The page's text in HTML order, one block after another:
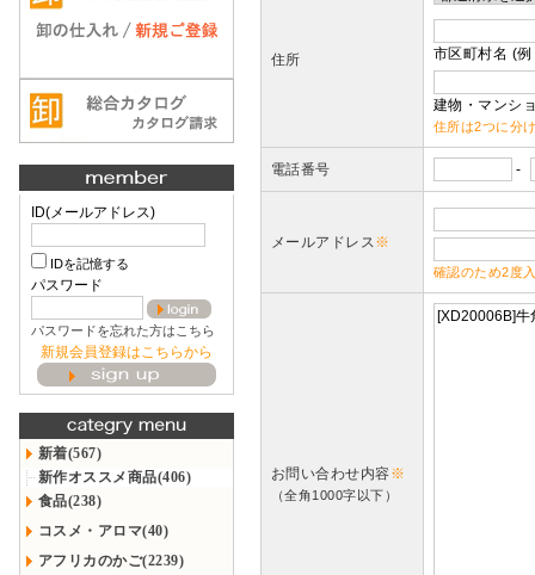
ID(メールアドレス)
IDを記憶する
パスワード
パスワードを忘れた方はこちら
新規会員登録はこちらから
新着(567)
新作オススメ商品(406)
食品(238)
コスメ・アロマ(40)
アフリカのかご(2239)
住所 市区町村名 (
建物・マンシ
住所は2つに分
電話番号 -
メールアドレス※
確認のため2度
お問い合わせ内容※
（全角1000字以下）